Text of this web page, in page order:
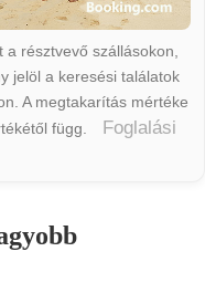
résztvevő szállásokon,
jelöl a keresési találatok
A megtakarítás mértéke
függ.
Foglalási